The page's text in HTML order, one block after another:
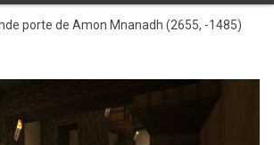
porte de Amon Mnanadh (2655, -1485)